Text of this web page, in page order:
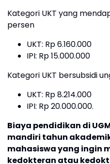
Kategori UKT yang
persen
UKT: Rp 6.160.000
IPI: Rp 15.000.000
Kategori UKT bersubsidi
UKT: Rp 8.214.000
IPI: Rp 20.000.000.
Biaya pendidikan di
mandiri tahun
mahasiswa yang ingin
kedokteran atau